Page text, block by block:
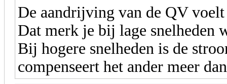
De aandrijving van de QV
Dat merk je bij lage snelheden
Bij hogere snelheden is de
compenseert het ander meer